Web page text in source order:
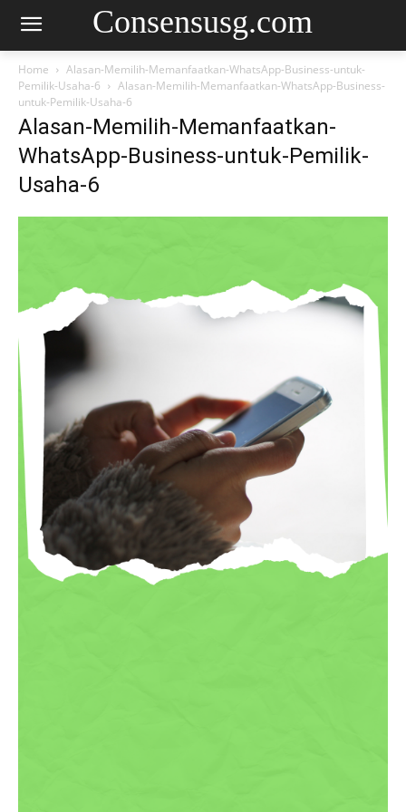
Consensusg.com
Home
Alasan-Memilih-Memanfaatkan-WhatsApp-Business-untuk-
Pemilik-Usaha-6
Alasan-Memilih-Memanfaatkan-WhatsApp-Business-
untuk-Pemilik-Usaha-6
Alasan-Memilih-Memanfaatkan-
WhatsApp-Business-untuk-Pemilik-
Usaha-6